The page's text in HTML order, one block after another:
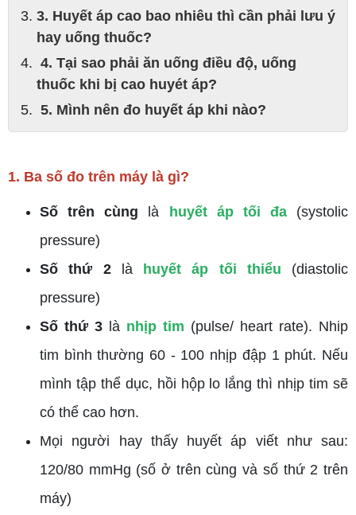
3. Huyết áp cao bao nhiêu thì cần phải lưu ý
hay uống thuốc?
4. Tại sao phải ăn uống điều độ, uống
thuốc khi bị cao huyét áp?
5. Mình nên đo huyết áp khi nào?
1. Ba số đo trên máy là gì?
Số trên cùng là huyết áp tối đa(systolic
pressure)
Số thứ 2là huyết áp tối thiểu (diastolic
pressure)
Số thứ 3 là nhịp tim (pulse/ heart rate). Nhip
tim bình thường 60 - 100 nhịp đập 1 phút. Nếu
mình tập thể dục, hồi hộp lo lắng thì nhịp tim sẽ
có thể cao hơn.
Mọi người hay thấy huyết áp viết như sau:
120/80 mmHg (số ở trên cùng và số thứ 2 trên
máy)